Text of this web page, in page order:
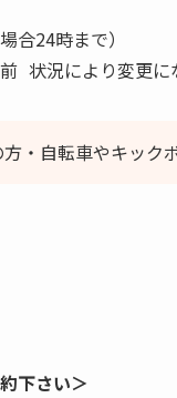
合24時まで）
状況により変更に
・自転車やキック
下さい＞